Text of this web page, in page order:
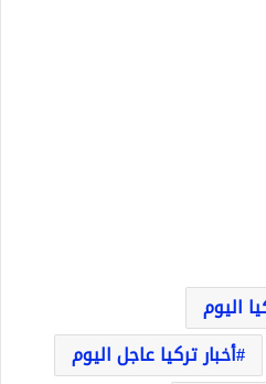
اليوم
أخبار تركيا عاجل اليوم